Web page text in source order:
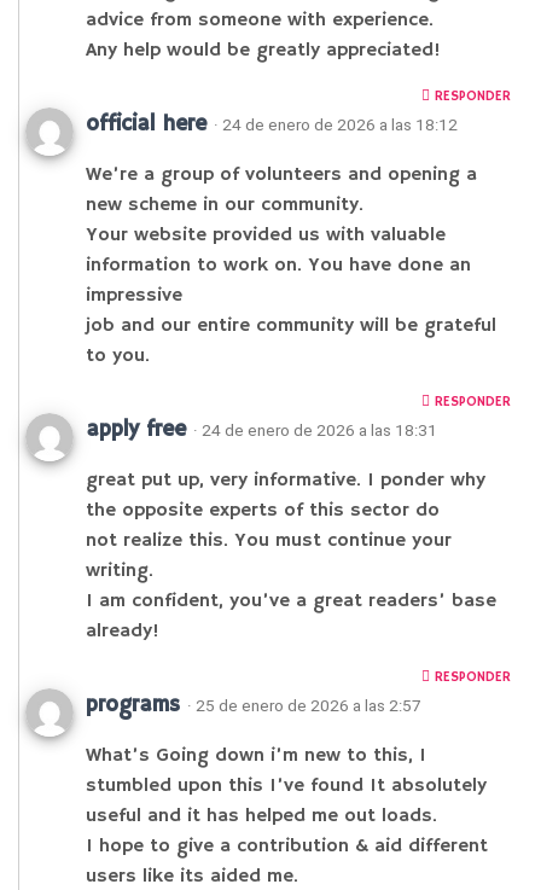
advice from someone with experience.
Any help would be greatly appreciated!
RESPONDER
official here · 24 de enero de 2026 a las 18:12
We’re a group of volunteers and opening a
new scheme in our community.
Your website provided us with valuable
information to work on. You have done an
impressive
job and our entire community will be grateful
to you.
RESPONDER
apply free · 24 de enero de 2026 a las 18:31
great put up, very informative. I ponder why
the opposite experts of this sector do
not realize this. You must continue your
writing.
I am confident, you’ve a great readers’ base
already!
RESPONDER
programs · 25 de enero de 2026 a las 2:57
What’s Going down i’m new to this, I
stumbled upon this I’ve found It absolutely
useful and it has helped me out loads.
I hope to give a contribution & aid different
users like its aided me.